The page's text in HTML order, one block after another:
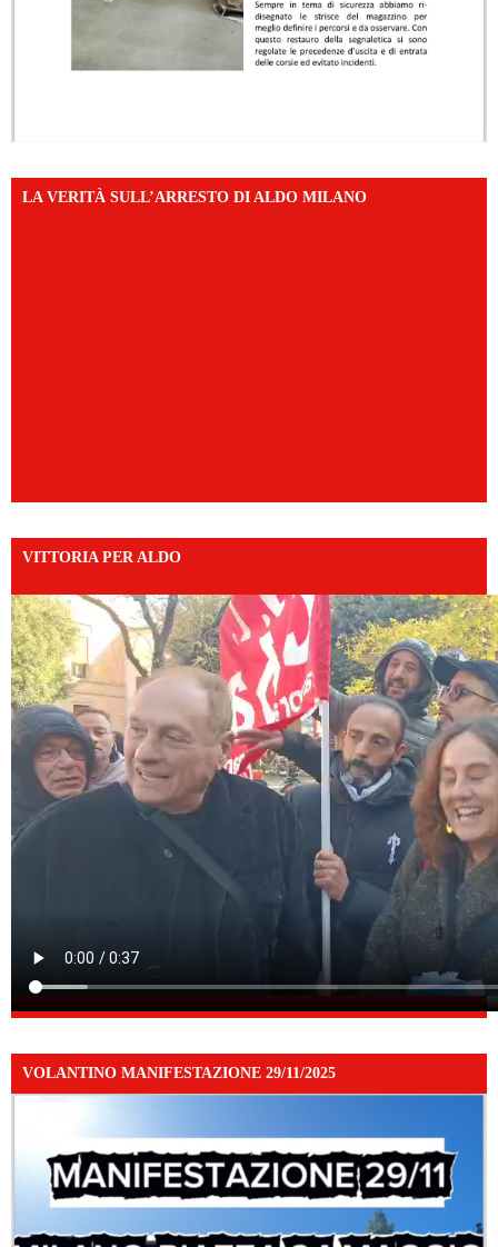
LA VERITÀ SULL’ARRESTO DI ALDO MILANO
VITTORIA PER ALDO
VOLANTINO MANIFESTAZIONE 29/11/2025